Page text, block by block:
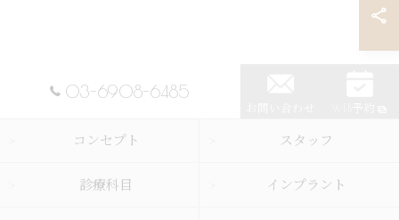
03-6908-6485
コンセプト スタッフ
診療科目 インプラント